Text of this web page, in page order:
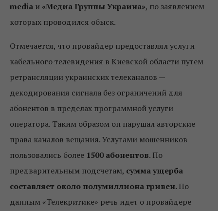
media и «Медиа Группы Украина», по заявлением
которых проводился обыск.
Отмечается, что провайдер предоставлял услуги
кабельного телевидения в Киевской области путем
ретрансляции украинских телеканалов —
декодирования сигнала без ограничений для
абонентов в пределах программной услуги
оператора. Таким образом он нарушал авторские
права каналов вещания. Услугами мошенников
пользовались более 1500 абонентов. По
предварительным подсчетам, сумма ущерба
составляет около полумиллиона гривен.По
данным «Телекритике» речь идет о провайдере